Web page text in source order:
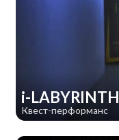
i-LABYRINTH
Квест-перформанс